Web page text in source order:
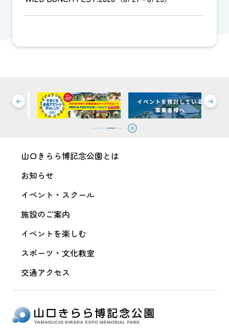
山口きらら博記念公園とは
お知らせ
イベント・スクール
施設のご案内
イベントを楽しむ
スポーツ・文化教室
交通アクセス